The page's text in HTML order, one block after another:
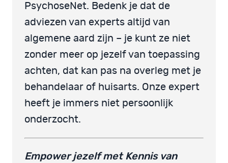
PsychoseNet. Bedenk je dat de
adviezen van experts altijd van
algemene aard zijn – je kunt ze niet
zonder meer op jezelf van toepassing
achten, dat kan pas na overleg met je
behandelaar of huisarts. Onze expert
heeft je immers niet persoonlijk
onderzocht.
Empower jezelf met Kennis van